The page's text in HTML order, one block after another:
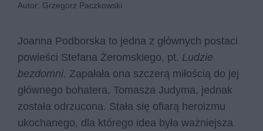
Autor: Grzegorz Paczkowski
Joanna Podborska to jedna z głównych postaci
powieści Stefana Żeromskiego, pt. Ludzie
bezdomni. Zapałała ona szczerą miłością do jej
głównego bohatera, Tomasza Judyma, jednak
została odrzucona. Stała się ofiarą heroizmu
ukochanego, dla którego idea była ważniejsza